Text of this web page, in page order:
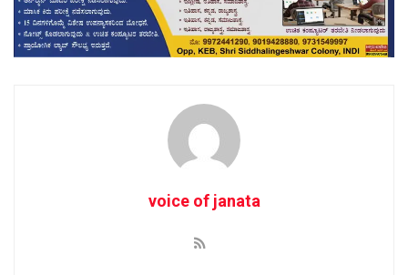
voice of janata